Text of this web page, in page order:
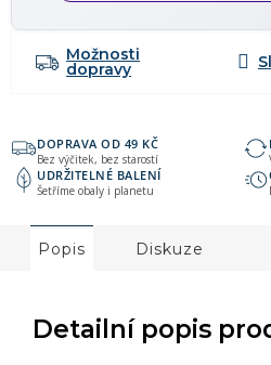
Možnosti
dopravy
DOPRAVA OD 49 KČ
Bez výčitek, bez starostí
UDRŽITELNÉ BALENÍ
Šetříme obaly i planetu
Popis Diskuze
Detailní popis